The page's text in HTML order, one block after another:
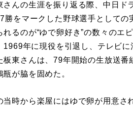
んの生涯を振り返る際、中日ド
勝をマークした野球選手としての
れるのが“ゆで卵好き”の数々のエ
1969年に現役を引退し、テレビに
板東さんは、79年開始の生放送
瓶が脇を固めた。
時から楽屋にはゆで卵が用意さ